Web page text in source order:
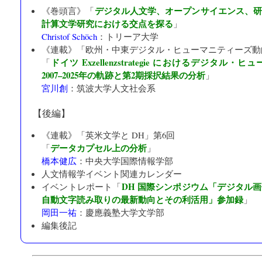
《巻頭言》「デジタル人文学、オープンサイエンス、
計算文学研究における交点を探る 」
Christof Schöch ： トリーア大学
《連載》「欧州・中東デジタル・ヒューマニティーズ
「 ドイツ Exzellenzstrategie におけるデジタル・ヒ
2007–2025年の軌跡と第2期採択結果の分析 」
宮川創 ： 筑波大学人文社会系
【後編】
《連載》「英米文学と DH 」第6回
「データカプセル上の分析 」
橋本健広 ： 中央大学国際情報学部
人文情報学イベント関連カレンダー
イベントレポート「DH 国際シンポジウム「デジタル
自動文字読み取りの最新動向とその利活用」参加録」
岡田一祐 ： 慶應義塾大学文学部
編集後記